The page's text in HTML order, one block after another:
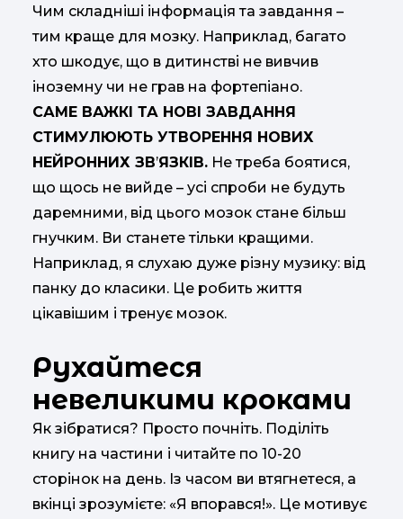
Чим складніші інформація та завдання –
тим краще для мозку. Наприклад, багато
хто шкодує, що в дитинстві не вивчив
іноземну чи не грав на фортепіано.
САМЕ ВАЖКІ ТА НОВІ ЗАВДАННЯ
СТИМУЛЮЮТЬ УТВОРЕННЯ НОВИХ
НЕЙРОННИХ ЗВ’ЯЗКІВ. Не треба боятися,
що щось не вийде – усі спроби не будуть
даремними, від цього мозок стане більш
гнучким. Ви станете тільки кращими.
Наприклад, я слухаю дуже різну музику: від
панку до класики. Це робить життя
цікавішим і тренує мозок.
Рухайтеся
невеликими кроками
Як зібратися? Просто почніть. Поділіть
книгу на частини і читайте по 10-20
сторінок на день. Із часом ви втягнетеся, а
вкінці зрозумієте: «Я впорався!». Це мотивує